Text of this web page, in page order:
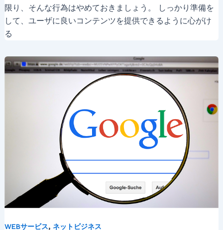
限り、そんな行為はやめておきましょう。 しっかり準備を
して、ユーザに良いコンテンツを提供できるように心がけ
る
WEBサービス, ネットビジネス